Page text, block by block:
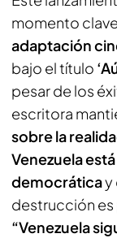
momento
adaptación
bajo el título
pesar de los
escritora
sobre la
Venezuela
democráticay
destrucción es
“Venezuela